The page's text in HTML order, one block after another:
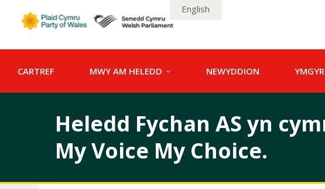
English
CARTREF MWY AM HELEDD NEWYDDION
Heledd Fychan AS yn
My Voice My Choice.